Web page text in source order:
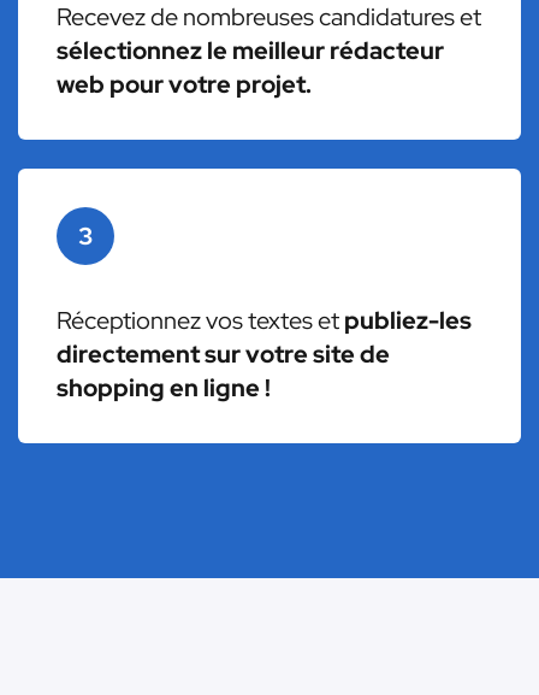
Recevez de nombreuses candidatures et
sélectionnez le meilleur rédacteur
web pour votre projet.
3
Réceptionnez vos textes etpubliez-les
directement sur votre site de
shopping en ligne !